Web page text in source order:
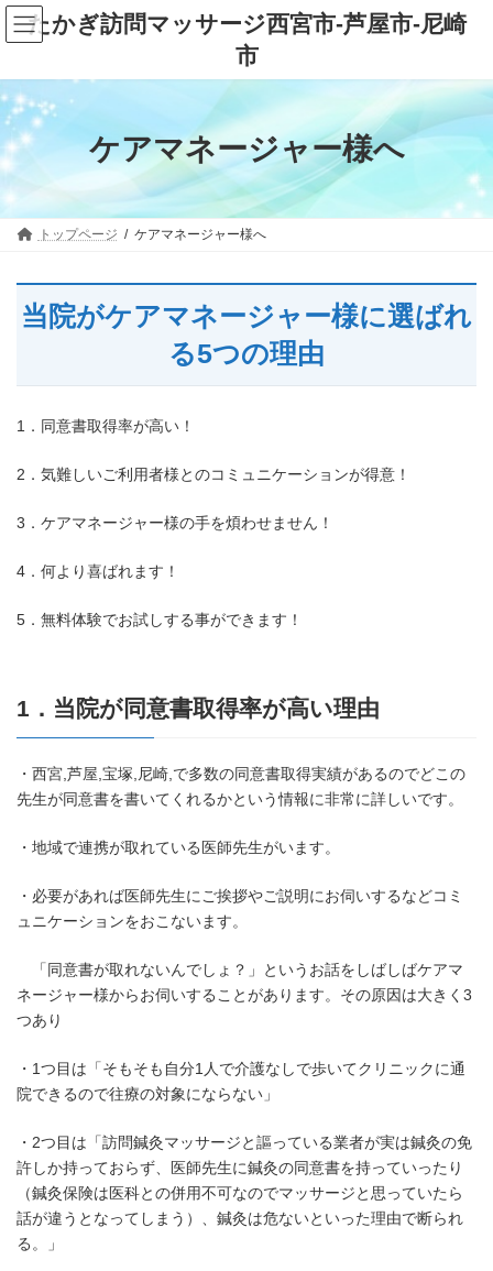
コ
ン
テ
へ
ス
キ
プ
ナ
ビ
ゲ
ョ
ン
に
動
たかぎ訪問マッサージ西宮市-芦屋市-尼崎
市
ケアマネージャー様へ
トップページ ケアマネージャー様へ
当院がケアマネージャー様に選ばれ
る5つの理由
1．同意書取得率が高い！
2．気難しいご利用者様とのコミュニケーションが得意！
3．ケアマネージャー様の手を煩わせません！
4．何より喜ばれます！
5．無料体験でお試しする事ができます！
1．当院が同意書取得率が高い理由
・西宮,芦屋,宝塚,尼崎,で多数の同意書取得実績があるのでどこの
先生が同意書を書いてくれるかという情報に非常に詳しいです。
・地域で連携が取れている医師先生がいます。
・必要があれば医師先生にご挨拶やご説明にお伺いするなどコミ
ュニケーションをおこないます。
「同意書が取れないんでしょ？」というお話をしばしばケアマ
ネージャー様からお伺いすることがあります。その原因は大きく3
つあり
・1つ目は「そもそも自分1人で介護なしで歩いてクリニックに通
院できるので往療の対象にならない」
・2つ目は「訪問鍼灸マッサージと謳っている業者が実は鍼灸の免
許しか持っておらず、医師先生に鍼灸の同意書を持っていったり
（鍼灸保険は医科との併用不可なのでマッサージと思っていたら
話が違うとなってしまう）、鍼灸は危ないといった理由で断られ
る。」